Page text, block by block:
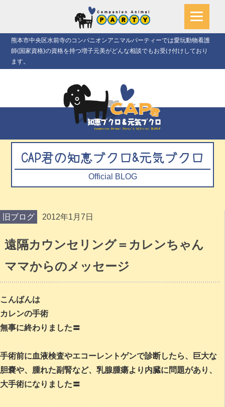
熊本市中央区水前寺のコンパニオンアニマルパーティーでは愛玩動物看護
師(国家資格)の資格を持つ増子元美がどんな相談でもお受け付けしており
ます。
CAP君の知恵ブクロ&元気ブクロ
Official BLOG
旧ブログ 2012年1月7日
遠隔カウンセリング＝カレンちゃん
ママからのメッセージ
こんばんは
カレンの手術
無事に終わりました〓
手術前に血液検査やエコーレントゲンで診断したら、巨大な
胆嚢や、腫れた副腎など、乳腺腫瘍より内臓に問題があり、
大手術になりました〓